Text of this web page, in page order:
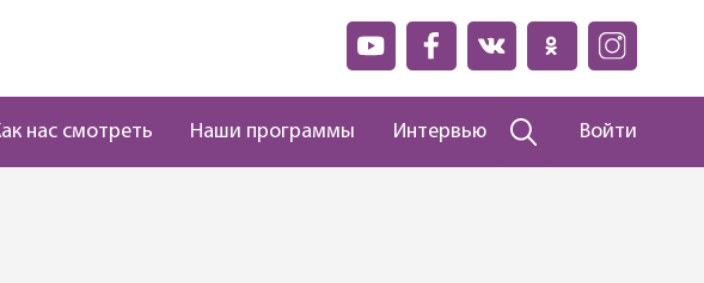
нас смотреть Наши программы Интервью Войти